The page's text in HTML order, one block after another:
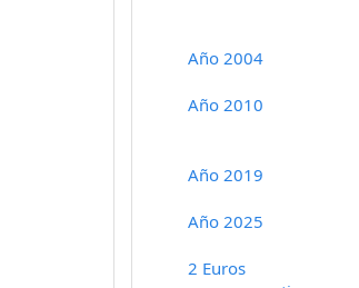
Año 2004
Año 2010
Año 2019
Año 2025
2 Euros